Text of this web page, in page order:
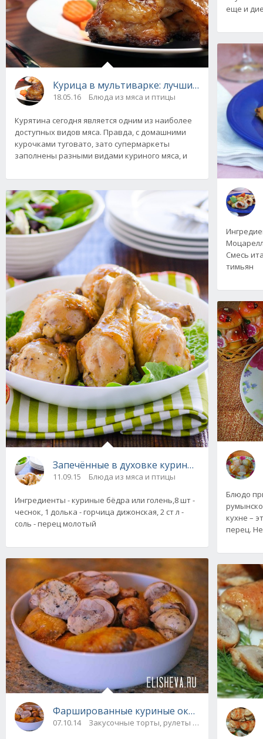
Курица в мультиварке: лучшие рецепты
18.05.16 Блюда из мяса и птицы
Курятина сегодня является одним из наиболее
доступных видов мяса. Правда, с домашними
курочками туговато, зато супермаркеты
заполнены разными видами куриного мяса, и
Запечённые в духовке куриные бёдра и
11.09.15 Блюда из мяса и птицы
Ингредиенты - куриные бёдра или голень,8 шт -
чеснок, 1 долька - горчица дижонская, 2 ст л -
соль - перец молотый
Фаршированные куриные окорочка с
07.10.14 Закусочные торты, рулеты / Блюда из мяса и
еще и
Смесь
тимьян
Блюдо
кухне –
перец.